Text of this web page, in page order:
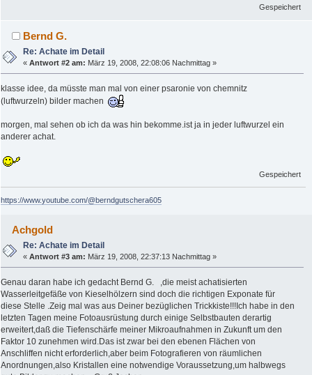
Gespeichert
Bernd G.
Re: Achate im Detail
«Antwort #2 am: März 19, 2008, 22:08:06 Nachmittag »
klasse idee, da müsste man mal von einer psaronie von chemnitz
(luftwurzeln) bilder machen
morgen, mal sehen ob ich da was hin bekomme.ist ja in jeder luftwurzel ein
anderer achat.
Gespeichert
https://www.youtube.com/@berndgutschera605
Achgold
Re: Achate im Detail
«Antwort #3 am: März 19, 2008, 22:37:13 Nachmittag »
Genau daran habe ich gedacht Bernd G. ,die meist achatisierten
Wasserleitgefäße von Kieselhölzern sind doch die richtigen Exponate für
diese Stelle .Zeig mal was aus Deiner bezüglichen Trickkiste!!!Ich habe in den
letzten Tagen meine Fotoausrüstung durch einige Selbstbauten derartig
erweitert,daß die Tiefenschärfe meiner Mikroaufnahmen in Zukunft um den
Faktor 10 zunehmen wird.Das ist zwar bei den ebenen Flächen von
Anschliffen nicht erforderlich,aber beim Fotografieren von räumlichen
Anordnungen,also Kristallen eine notwendige Voraussetzung,um halbwegs